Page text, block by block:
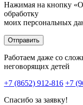
Нажимая на кнопку
обработку
моих персональных
Отправить
Работаем даже со
неговорящих детей
+7 (8652) 912-816 +7
Спасибо за заявку!